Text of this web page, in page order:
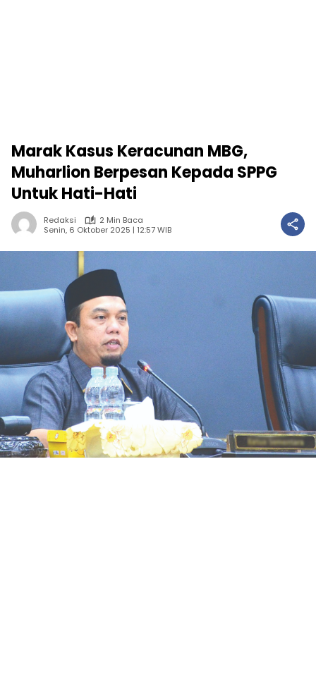
Marak Kasus Keracunan MBG,
Muharlion Berpesan Kepada SPPG
Untuk Hati-Hati
Redaksi
2 Min Baca
Senin, 6 Oktober 2025 | 12:57 WIB